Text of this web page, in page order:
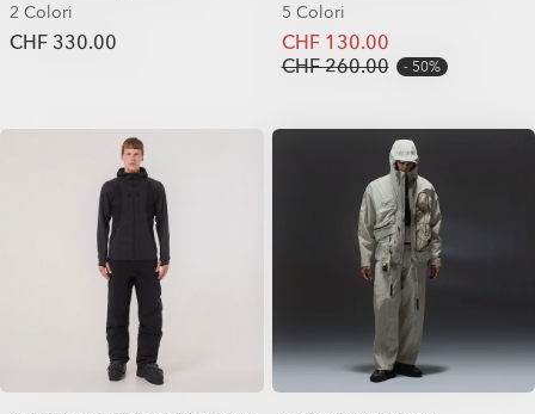
2 Colori
CHF 330.00
5 Colori
CHF 130.00
CHF 260.00
50%